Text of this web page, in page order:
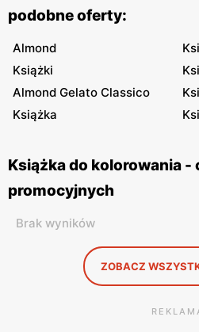
podobne oferty:
Almond
Książki
Almond Gelato Classico
Książka
Książka do kolorowania -
promocyjnych
Brak wyników
ZOBACZ